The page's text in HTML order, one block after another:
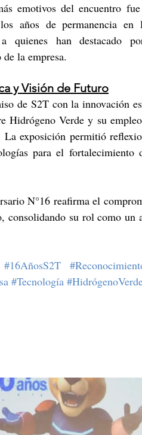
emotivos del encuentro
años de permanencia
a quienes han destacado
la empresa.
y Visión de Futuro
de S2T con la innovación
Hidrógeno Verde y su
exposición permitió
para el fortalecimiento
N°16 reafirma el
su rol como un
#16AñosS2T
#Tecnología